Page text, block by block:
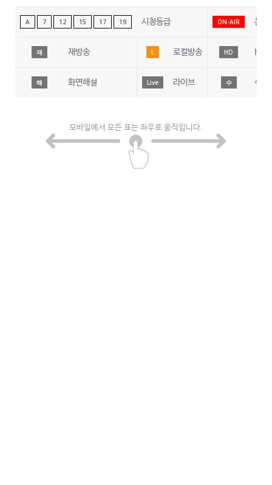
A 7 12 15 17 19 시청등급 ON-AIR 온에
재 재방송 L 로컬방송 HD HD
해 화면해설 Live 라이브 수 수어
모바일에서 모든 표는 좌우로 움직입니다.